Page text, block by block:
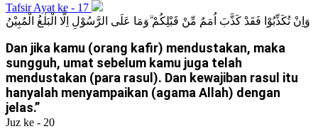
Tafsir Ayat ke - 17
وَاِنْ تُكَذِّبُوْا فَقَدْ كَذَّبَ اُمَمٌ مِّنْ قَبْلِكُمْ ۗوَمَا عَلَى الرَّسُوْلِ اِلَّا الْبَلٰغُ الْمُبِيْنُ
Dan jika kamu (orang kafir) mendustakan, maka
sungguh, umat sebelum kamu juga telah
mendustakan (para rasul). Dan kewajiban rasul itu
hanyalah menyampaikan (agama Allah) dengan
jelas.”
Juz ke - 20